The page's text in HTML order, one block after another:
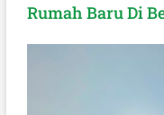
Rumah Baru Di